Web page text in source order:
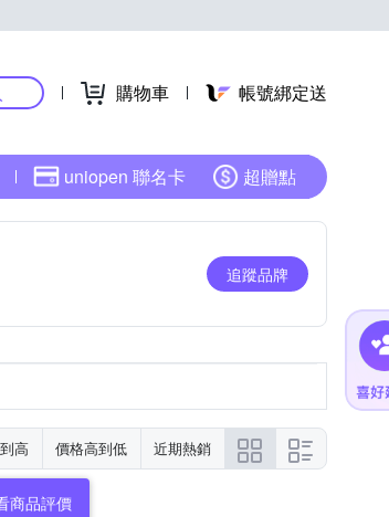
購物車 帳號綁定送
uniopen 聯名卡 超贈點
追蹤品牌
高 價格高到低 近期熱銷
商品評價